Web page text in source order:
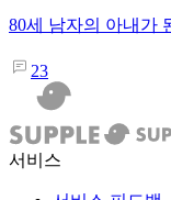
80세 남자의 아내가
23
서비스